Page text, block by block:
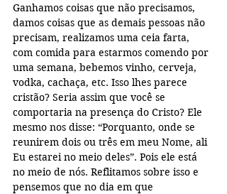
Ganhamos coisas que não precisamos,
damos coisas que as demais pessoas não
precisam, realizamos uma ceia farta,
com comida para estarmos comendo por
uma semana, bebemos vinho, cerveja,
vodka, cachaça, etc. Isso lhes parece
cristão? Seria assim que você se
comportaria na presença do Cristo? Ele
mesmo nos disse: “Porquanto, onde se
reunirem dois ou três em meu Nome, ali
Eu estarei no meio deles”. Pois ele está
no meio de nós. Reflitamos sobre isso e
pensemos que no dia em que